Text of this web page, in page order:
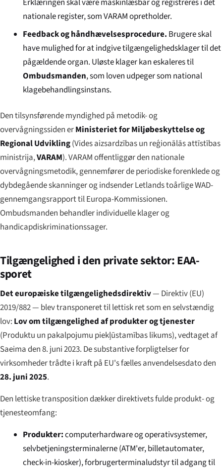
nationale register, som VARAM opretholder.
Feedback og håndhævelsesprocedure. Brugere skal
have mulighed for at indgive tilgængelighedsklager til det
pågældende organ. Uløste klager kan eskaleres til
Ombudsmanden, som loven udpeger som national
klagebehandlingsinstans.
Den tilsynsførende myndighed på metodik- og
overvågningssiden erMinisteriet for Miljøbeskyttelse og
Regional Udvikling(Vides aizsardzības un reģionālās attīstības
ministrija,VARAM). VARAM offentliggør den nationale
overvågningsmetodik, gennemfører de periodiske forenklede og
dybdegående skanninger og indsender Letlands toårlige WAD-
gennemgangsrapport til Europa-Kommissionen.
Ombudsmanden behandler individuelle klager og
handicapdiskriminationssager.
Tilgængelighed i den private sektor: EAA-
sporet
Det europæiske tilgængelighedsdirektiv— Direktiv (EU)
2019/882 — blev transponeret til lettisk ret som en selvstændig
lov: Lov om tilgængelighed af produkter og tjenester
(Produktu un pakalpojumu piekļūstamības likums), vedtaget af
Saeima den 8. juni 2023. De substantive forpligtelser for
virksomheder trådte i kraft på EU's fælles anvendelsesdato den
28. juni 2025.
Den lettiske transposition dækker direktivets fulde produkt- og
tjenesteomfang:
Produkter:computerhardware og operativsystemer,
selvbetjeningsterminalerne (ATM'er, billetautomater,
check-in-kiosker), forbrugerterminaludstyr til adgang til